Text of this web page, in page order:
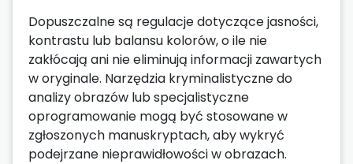
Dopuszczalne są regulacje dotyczące jasności,
kontrastu lub balansu kolorów, o ile nie
zakłócają ani nie eliminują informacji zawartych
w oryginale. Narzędzia kryminalistyczne do
analizy obrazów lub specjalistyczne
oprogramowanie mogą być stosowane w
zgłoszonych manuskryptach, aby wykryć
podejrzane nieprawidłowości w obrazach.